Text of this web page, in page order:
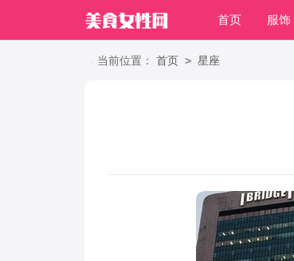
首页 服饰
职场
当前位置： 首页 > 星座